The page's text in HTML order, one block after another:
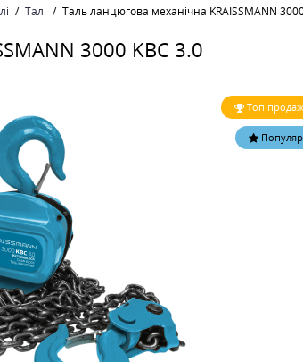
Талі Таль ланцюгова механічна KRAISSMANN
3000 KBC 3.0
Топ